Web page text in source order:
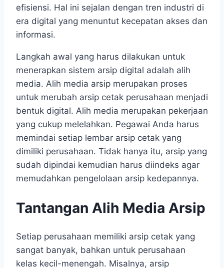
efisiensi. Hal ini sejalan dengan tren industri di
era digital yang menuntut kecepatan akses dan
informasi.
Langkah awal yang harus dilakukan untuk
menerapkan sistem arsip digital adalah alih
media. Alih media arsip merupakan proses
untuk merubah arsip cetak perusahaan menjadi
bentuk digital. Alih media merupakan pekerjaan
yang cukup melelahkan. Pegawai Anda harus
memindai setiap lembar arsip cetak yang
dimiliki perusahaan. Tidak hanya itu, arsip yang
sudah dipindai kemudian harus diindeks agar
memudahkan pengelolaan arsip kedepannya.
Tantangan Alih Media Arsip
Setiap perusahaan memiliki arsip cetak yang
sangat banyak, bahkan untuk perusahaan
kelas kecil-menengah. Misalnya, arsip